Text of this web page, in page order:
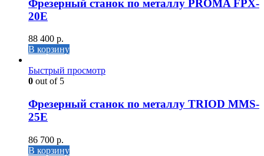
Фрезерный станок по металлу PROMA FPX-
20Е
88 400 р.
В корзину
Быстрый просмотр
0 out of 5
Фрезерный станок по металлу TRIOD MMS-
25E
86 700 р.
В корзину